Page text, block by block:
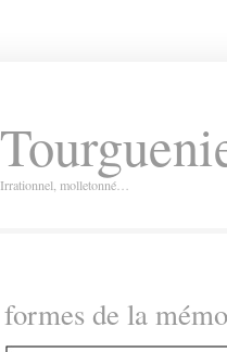
Irrationnel, molletonné…
formes de la